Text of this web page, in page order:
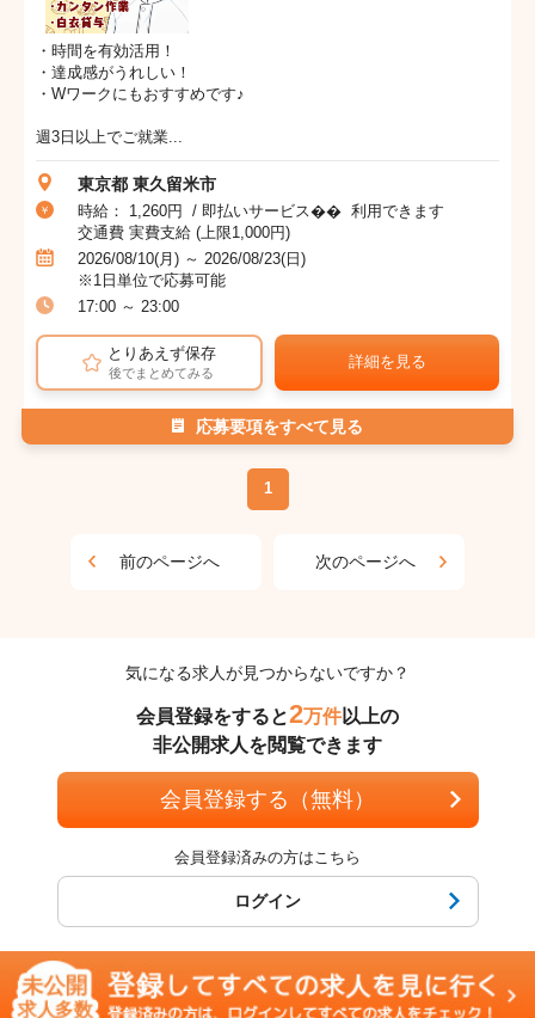
・時間を有効活用！
・達成感がうれしい！
・Wワークにもおすすめです♪
週3日以上でご就業...
東京都 東久留米市
時給： 1,260円 / 即払いサービス�� 利用できます
交通費 実費支給 (上限1,000円)
2026/08/10(月) ～ 2026/08/23(日)
※1日単位で応募可能
17:00 ～ 23:00
とりあえず保存
後でまとめてみる
詳細を見る
応募要項をすべて見る
1
前のページへ 次のページへ
気になる求人が見つからないですか？
会員登録をすると2万件以上の
非公開求人を閲覧できます
会員登録する（無料）
会員登録済みの方はこちら
ログイン